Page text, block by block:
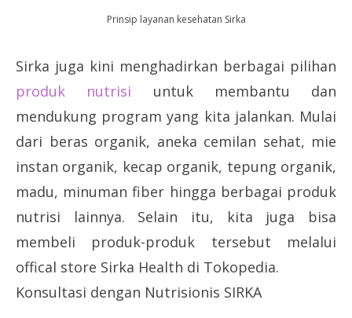
Prinsip layanan kesehatan Sirka
Sirka juga kini menghadirkan berbagai pilihan
produk nutrisi untuk membantu dan
mendukung program yang kita jalankan. Mulai
dari beras organik, aneka cemilan sehat, mie
instan organik, kecap organik, tepung organik,
madu, minuman fiber hingga berbagai produk
nutrisi lainnya. Selain itu, kita juga bisa
membeli produk-produk tersebut melalui
offical store Sirka Health di Tokopedia.
Konsultasi dengan Nutrisionis SIRKA